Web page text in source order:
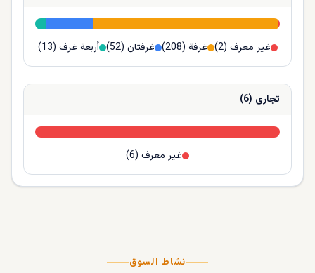
غير معرف (
2
) غرفة (
208
) غرفتان (
52
) أربعة غرف (
13
)
تجارى (
6
)
غير معرف (
6
)
نشاط السوق